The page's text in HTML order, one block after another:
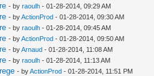
- byraoulh - 01-28-2014, 09:29 AM
- byActionProd - 01-28-2014, 09:30 AM
- byraoulh - 01-28-2014, 09:45 AM
- byActionProd - 01-28-2014, 09:50 AM
- byArnaud - 01-28-2014, 11:08 AM
- byraoulh - 01-28-2014, 11:13 AM
- byActionProd - 01-28-2014, 11:51 PM